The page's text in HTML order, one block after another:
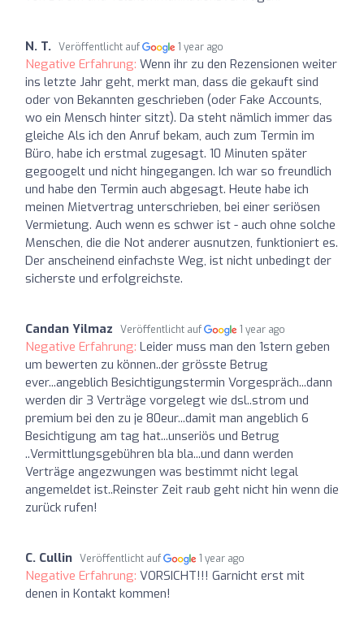
N. T. Veröffentlicht auf 1 year ago
Negative Erfahrung: Wenn ihr zu den Rezensionen weiter
ins letzte Jahr geht, merkt man, dass die gekauft sind
oder von Bekannten geschrieben (oder Fake Accounts,
wo ein Mensch hinter sitzt). Da steht nämlich immer das
gleiche Als ich den Anruf bekam, auch zum Termin im
Büro, habe ich erstmal zugesagt. 10 Minuten später
gegoogelt und nicht hingegangen. Ich war so freundlich
und habe den Termin auch abgesagt. Heute habe ich
meinen Mietvertrag unterschrieben, bei einer seriösen
Vermietung. Auch wenn es schwer ist - auch ohne solche
Menschen, die die Not anderer ausnutzen, funktioniert es.
Der anscheinend einfachste Weg, ist nicht unbedingt der
sicherste und erfolgreichste.
Candan Yilmaz Veröffentlicht auf 1 year ago
Negative Erfahrung: Leider muss man den 1stern geben
um bewerten zu können..der grösste Betrug
ever...angeblich Besichtigungstermin Vorgespräch...dann
werden dir 3 Verträge vorgelegt wie dsl..strom und
premium bei den zu je 80eur...damit man angeblich 6
Besichtigung am tag hat...unseriös und Betrug
..Vermittlungsgebühren bla bla...und dann werden
Verträge angezwungen was bestimmt nicht legal
angemeldet ist..Reinster Zeit raub geht nicht hin wenn die
zurück rufen!
C. Cullin Veröffentlicht auf 1 year ago
Negative Erfahrung: VORSICHT!!! Garnicht erst mit
denen in Kontakt kommen!